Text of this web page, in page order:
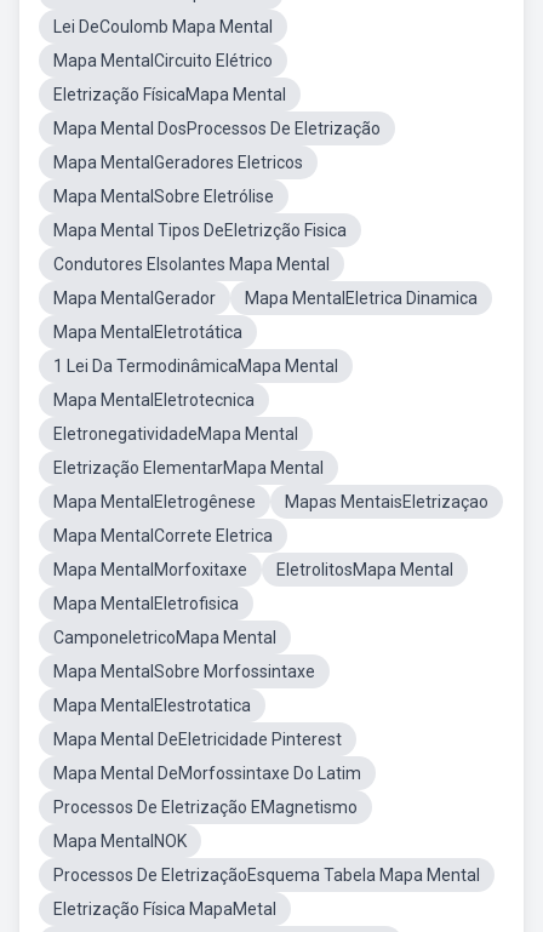
Lei DeCoulomb Mapa Mental
Mapa MentalCircuito Elétrico
Eletrização FísicaMapa Mental
Mapa Mental DosProcessos De Eletrização
Mapa MentalGeradores Eletricos
Mapa MentalSobre Eletrólise
Mapa Mental Tipos DeEletrizção Fisica
Condutores EIsolantes Mapa Mental
Mapa MentalGerador
Mapa MentalEletrica Dinamica
Mapa MentalEletrotática
1 Lei Da TermodinâmicaMapa Mental
Mapa MentalEletrotecnica
EletronegatividadeMapa Mental
Eletrização ElementarMapa Mental
Mapa MentalEletrogênese
Mapas MentaisEletrizaçao
Mapa MentalCorrete Eletrica
Mapa MentalMorfoxitaxe
EletrolitosMapa Mental
Mapa MentalEletrofisica
CamponeletricoMapa Mental
Mapa MentalSobre Morfossintaxe
Mapa MentalElestrotatica
Mapa Mental DeEletricidade Pinterest
Mapa Mental DeMorfossintaxe Do Latim
Processos De Eletrização EMagnetismo
Mapa MentalNOK
Processos De EletrizaçãoEsquema Tabela Mapa Mental
Eletrização Física MapaMetal